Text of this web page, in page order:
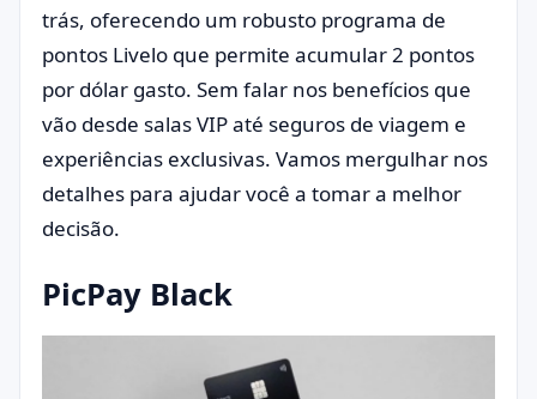
trás, oferecendo um robusto programa de
pontos Livelo que permite acumular 2 pontos
por dólar gasto. Sem falar nos benefícios que
vão desde salas VIP até seguros de viagem e
experiências exclusivas. Vamos mergulhar nos
detalhes para ajudar você a tomar a melhor
decisão.
PicPay Black